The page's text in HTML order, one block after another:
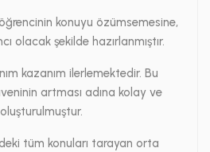
konuyu özümsemesine,
olacak şekilde hazırlanmıştır.
kazanım ilerlemektedir. Bu
artması adına kolay ve
tüm konuları tarayan orta